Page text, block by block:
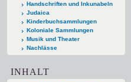
Handschriften und Inkunabeln
Judaica
Kinderbuchsammlungen
Koloniale Sammlungen
Musik und Theater
Nachlässe
INHALT